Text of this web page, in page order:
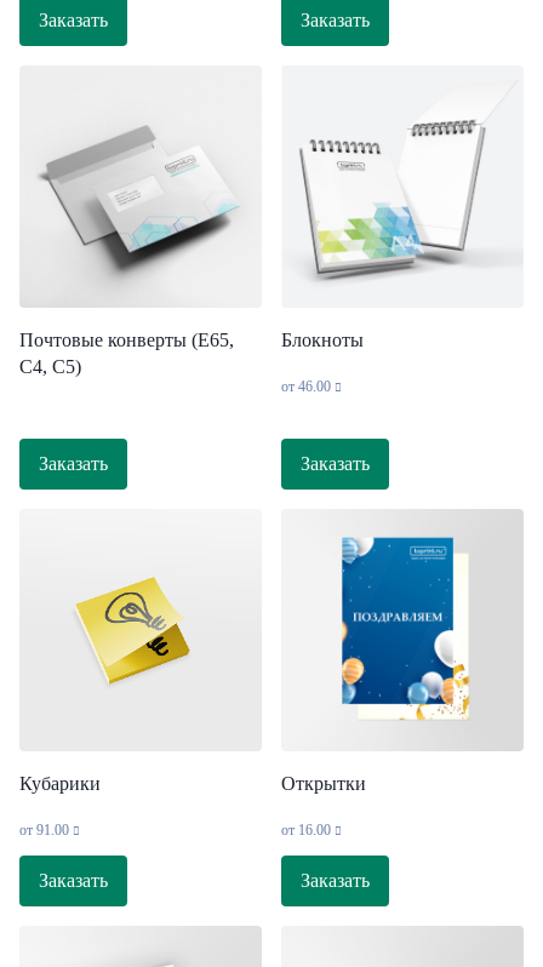
Заказать Заказать
Почтовые конверты (Е65,
С4, С5)
Заказать
Блокноты
от 46.00
Заказать
Кубарики
от 91.00
Заказать
Открытки
от 16.00
Заказать